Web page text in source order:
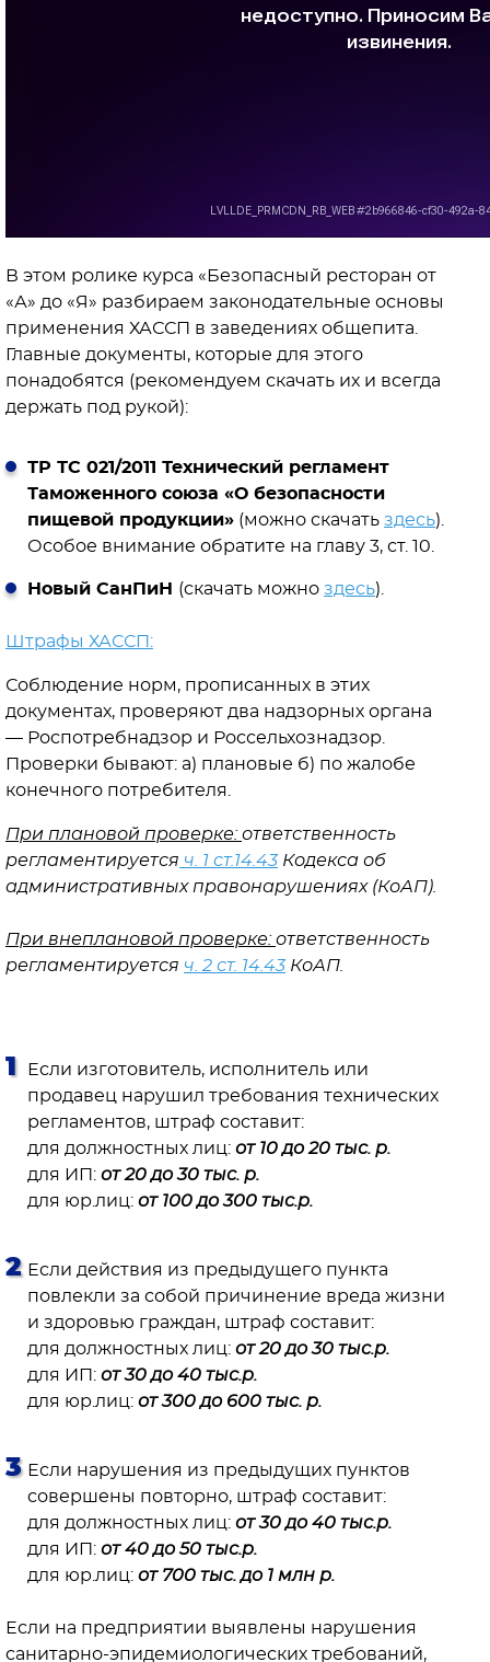
В этом ролике курса «Безопасный ресторан от
«А» до «Я» разбираем законодательные основы
применения ХАССП в заведениях общепита.
Главные документы, которые для этого
понадобятся (рекомендуем скачать их и всегда
держать под рукой):
ТР ТС 021/2011 Технический регламент
Таможенного союза «О безопасности
пищевой продукции» (можно скачать здесь).
Особое внимание обратите на главу 3, ст. 10.
Новый СанПиН (скачать можно здесь).
Штрафы ХАССП:
Соблюдение норм, прописанных в этих
документах, проверяют два надзорных органа
— Роспотребнадзор и Россельхознадзор.
Проверки бывают: а) плановые б) по жалобе
конечного потребителя.
При плановой проверке:ответственность
регламентируется ч. 1 ст.14.43 Кодекса об
административных правонарушениях (КоАП).
При внеплановой проверке:ответственность
регламентируется ч. 2 ст. 14.43 КоАП.
Если изготовитель, исполнитель или
продавец нарушил требования технических
регламентов, штраф составит:
для должностных лиц: от 10 до 20 тыс. р.
для ИП: от 20 до 30 тыс. р.
для юр.лиц: от 100 до 300 тыс.р.⠀
Если действия из предыдущего пункта
повлекли за собой причинение вреда жизни
и здоровью граждан, штраф составит:
для должностных лиц: от 20 до 30 тыс.р.
для ИП: от 30 до 40 тыс.р.
для юр.лиц: от 300 до 600 тыс. р.
Если нарушения из предыдущих пунктов
совершены повторно, штраф составит:
для должностных лиц: от 30 до 40 тыс.р.
для ИП: от 40 до 50 тыс.р.
для юр.лиц: от 700 тыс. до 1 млн р.
Если на предприятии выявлены нарушения
санитарно-эпидемиологических требований,